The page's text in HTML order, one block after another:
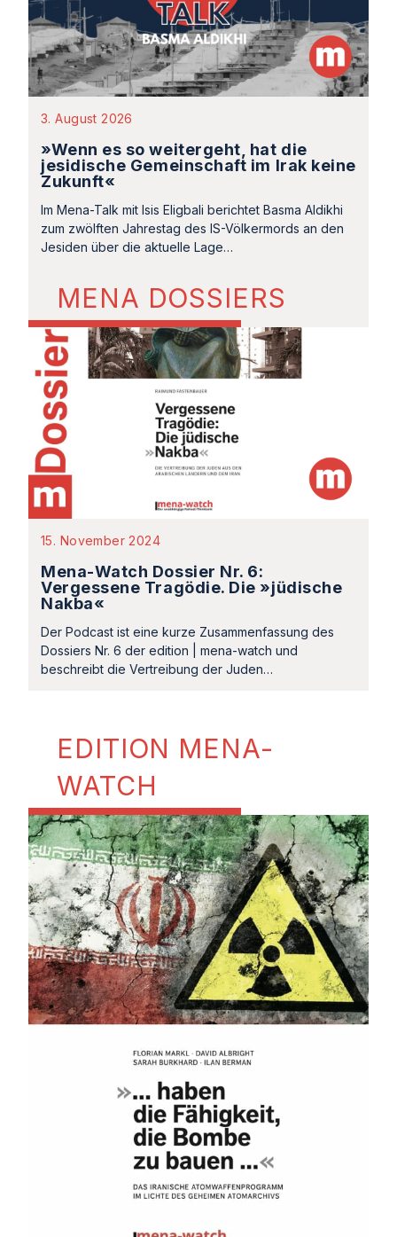
3. August 2026
»Wenn es so weitergeht, hat die
jesidische Gemeinschaft im Irak keine
Zukunft«
Im Mena-Talk mit Isis Eligbali berichtet Basma Aldikhi
zum zwölften Jahrestag des IS-Völkermords an den
Jesiden über die aktuelle Lage…
MENA DOSSIERS
15. November 2024
Mena-Watch Dossier Nr. 6:
Vergessene Tragödie. Die »jüdische
Nakba«
Der Podcast ist eine kurze Zusammenfassung des
Dossiers Nr. 6 der edition | mena-watch und
beschreibt die Vertreibung der Juden…
EDITION MENA-
WATCH